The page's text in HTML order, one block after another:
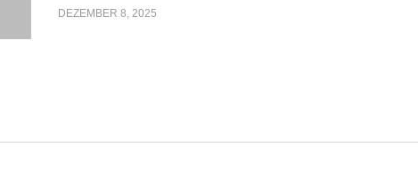
DEZEMBER 8, 2025